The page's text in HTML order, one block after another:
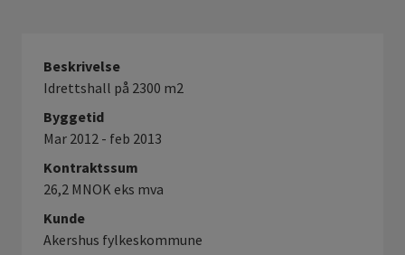
Beskrivelse
Idrettshall på 2300 m2
Byggetid
Mar 2012 - feb 2013
Kontraktssum
26,2 MNOK eks mva
Kunde
Akershus fylkeskommune